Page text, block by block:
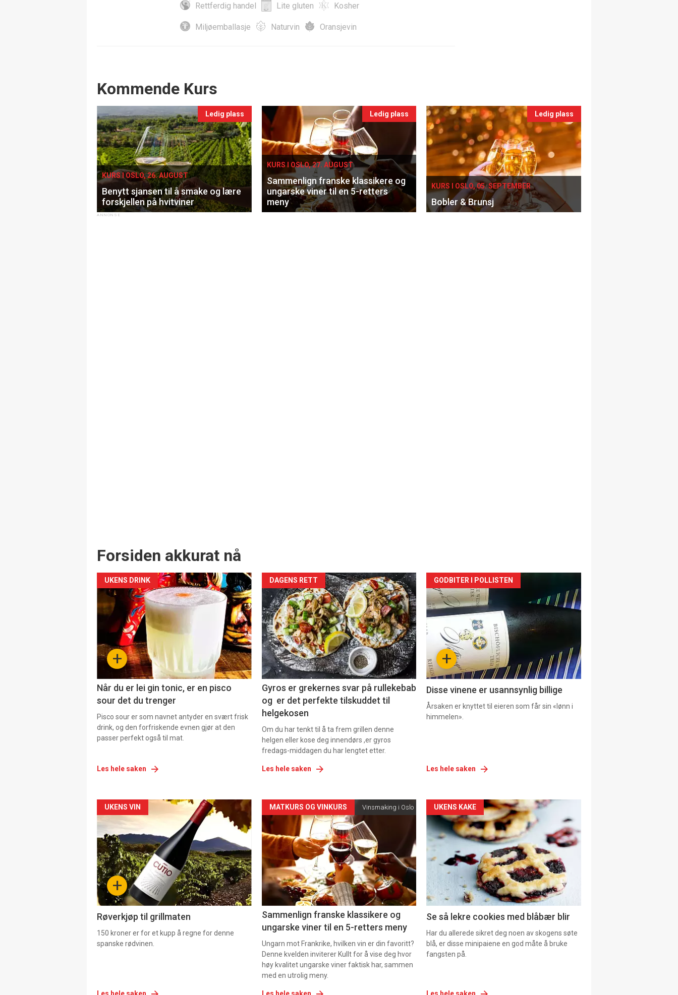
Rettferdig handel Lite gluten Kosher
Miljøemballasje Naturvin Oransjevin
Events
Kommende Kurs
Ledig plass
KURS I OSLO, 26. AUGUST
Benytt sjansen til å smake og lære
forskjellen på hvitviner
Ledig plass
KURS I OSLO, 27. AUGUST
Sammenlign franske klassikere og
ungarske viner til en 5-retters
meny
Ledig plass
KURS I OSLO, 05. SEPTEMBER
Bobler & Brunsj
Forsiden akkurat nå
+
UKENS DRINK
Når du er lei gin tonic, er en pisco
sour det du trenger
Pisco sour er som navnet antyder en svært frisk
drink, og den forfriskende evnen gjør at den
passer perfekt også til mat.
Les hele saken
Forsiden
akkurat
nå
-
2
DAGENS RETT
Gyros er grekernes svar på rullekebab
og er det perfekte tilskuddet til
helgekosen
Om du har tenkt til å ta frem grillen denne
helgen eller kose deg innendørs ,er gyros
fredags-middagen du har lengtet etter.
Les hele saken
Forsiden
akkurat
nå
3 +
GODBITER I POLLISTEN
Disse vinene er usannsynlig billige
Årsaken er knyttet til eieren som får sin «lønn i
himmelen».
Les hele saken
Forsiden
akkurat
nå
-
4 +
UKENS VIN
Røverkjøp til grillmaten
150 kroner er for et kupp å regne for denne
spanske rødvinen.
Forsiden
akkurat
nå
-
5
MATKURS OG VINKURS Vinsmaking i Oslo
Sammenlign franske klassikere og
ungarske viner til en 5-retters meny
Ungarn mot Frankrike, hvilken vin er din favoritt?
Denne kvelden inviterer Kullt for å vise deg hvor
høy kvalitet ungarske viner faktisk har, sammen
med en utrolig meny.
Forsiden
akkurat
nå
6
UKENS KAKE
Se så lekre cookies med blåbær blir
Har du allerede sikret deg noen av skogens søte
blå, er disse minipaiene en god måte å bruke
fangsten på.